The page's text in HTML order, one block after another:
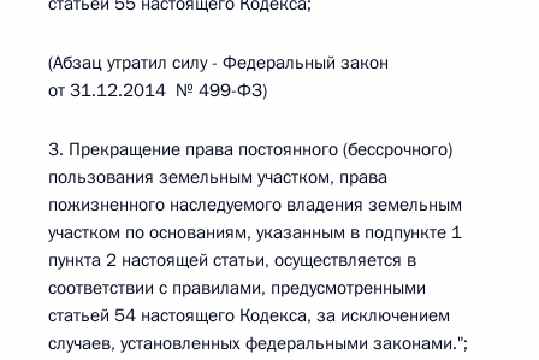
(Абзац утратил силу - Федеральный закон
от 31.12.2014 № 499-ФЗ)
3. Прекращение права постоянного (бессрочного)
пользования земельным участком, права
пожизненного наследуемого владения земельным
участком по основаниям, указанным в подпункте 1
пункта 2 настоящей статьи, осуществляется в
соответствии с правилами, предусмотренными
статьей 54 настоящего Кодекса, за исключением
случаев, установленных федеральными законами.";